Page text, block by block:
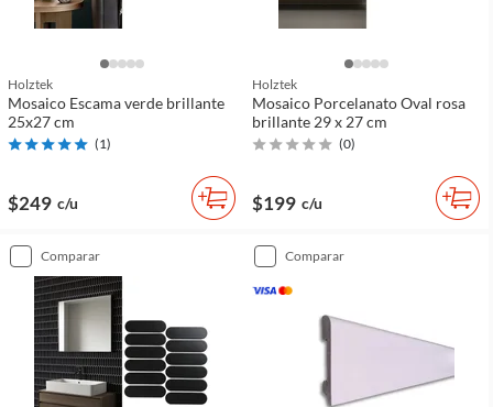
Holztek
Mosaico Escama verde brillante
25x27 cm
(1)
$249 c/u
Holztek
Mosaico Porcelanato Oval rosa
brillante 29 x 27 cm
(0)
$199 c/u
comparar comparar